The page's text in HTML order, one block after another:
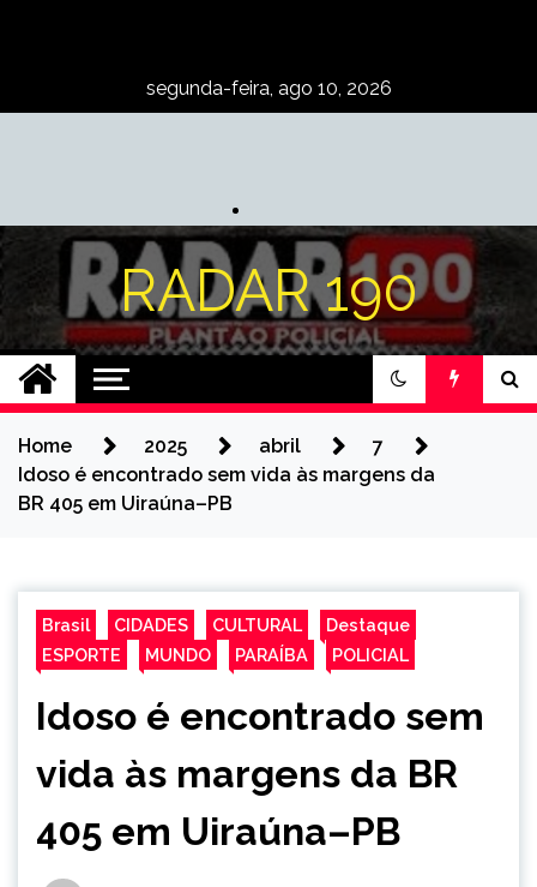
segunda-feira, ago 10, 2026
RADAR 190
Home 2025 abril
7
Idoso é encontrado sem vida às margens da
BR 405 em Uiraúna–PB
Brasil CIDADES CULTURAL
Destaque
ESPORTE
MUNDO PARAÍBA POLICIAL
Idoso é encontrado sem
vida às margens da BR
405 em Uiraúna–PB